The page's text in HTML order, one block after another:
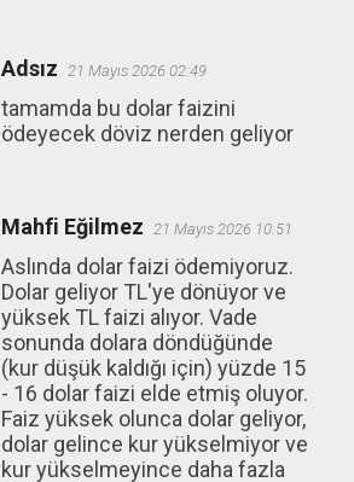
Adsız 21 Mayıs 2026 02:49
tamamda bu dolar faizini
ödeyecek döviz nerden geliyor
Mahfi Eğilmez 21 Mayıs 2026 10:51
Aslında dolar faizi ödemiyoruz.
Dolar geliyor TL'ye dönüyor ve
yüksek TL faizi alıyor. Vade
sonunda dolara döndüğünde
(kur düşük kaldığı için) yüzde 15
- 16 dolar faizi elde etmiş oluyor.
Faiz yüksek olunca dolar geliyor,
dolar gelince kur yükselmiyor ve
kur yükselmeyince daha fazla